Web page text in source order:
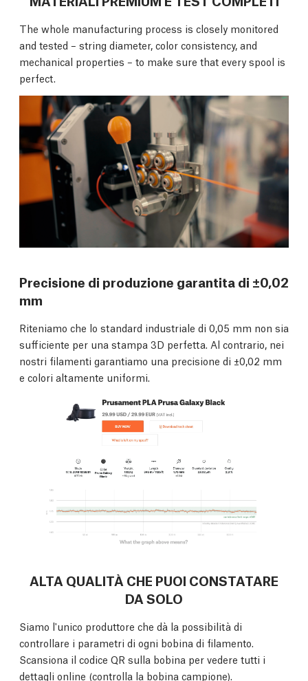
The whole manufacturing process is closely monitored
and tested – string diameter, color consistency, and
mechanical properties – to make sure that every spool is
perfect.
Precisione di produzione garantita di ±0,02
mm
Riteniamo che lo standard industriale di 0,05 mm non sia
sufficiente per una stampa 3D perfetta. Al contrario, nei
nostri filamenti garantiamo una precisione di ±0,02 mm
e colori altamente uniformi.
ALTA QUALITÀ CHE PUOI CONSTATARE
DA SOLO
Siamo l'unico produttore che dà la possibilità di
controllare i parametri di ogni bobina di filamento.
Scansiona il codice QR sulla bobina per vedere tutti i
dettagli online (controlla la bobina campione).